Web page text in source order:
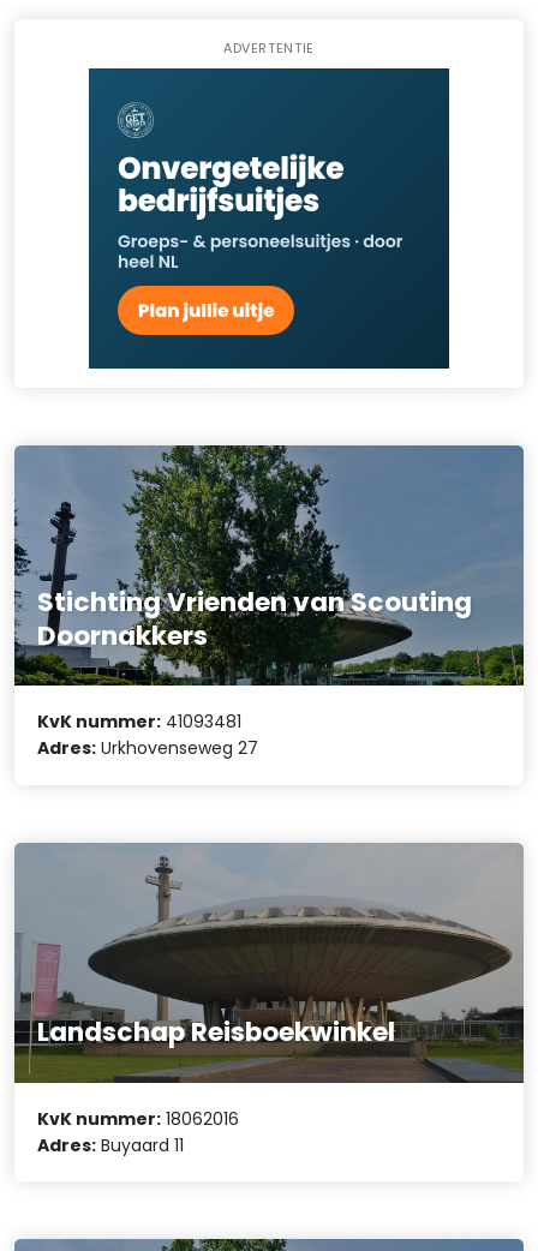
ADVERTENTIE
Stichting Vrienden van Scouting
Doornakkers
KvK nummer: 41093481
Adres: Urkhovenseweg 27
Landschap Reisboekwinkel
KvK nummer: 18062016
Adres: Buyaard 11